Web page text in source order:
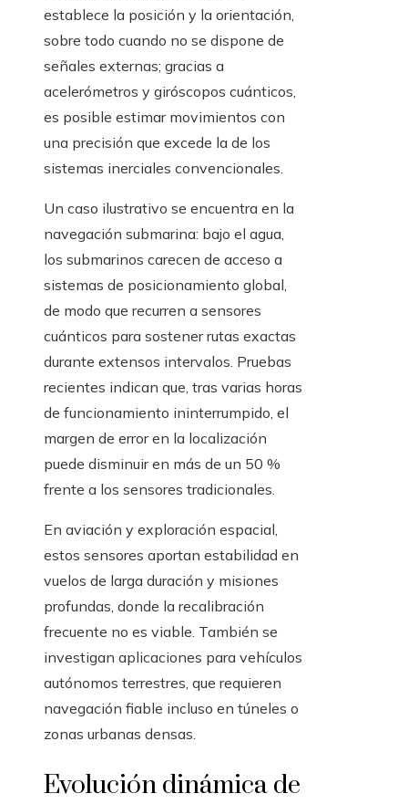
establece la posición y la orientación,
sobre todo cuando no se dispone de
señales externas; gracias a
acelerómetros y giróscopos cuánticos,
es posible estimar movimientos con
una precisión que excede la de los
sistemas inerciales convencionales.
Un caso ilustrativo se encuentra en la
navegación submarina: bajo el agua,
los submarinos carecen de acceso a
sistemas de posicionamiento global,
de modo que recurren a sensores
cuánticos para sostener rutas exactas
durante extensos intervalos. Pruebas
recientes indican que, tras varias horas
de funcionamiento ininterrumpido, el
margen de error en la localización
puede disminuir en más de un 50 %
frente a los sensores tradicionales.
En aviación y exploración espacial,
estos sensores aportan estabilidad en
vuelos de larga duración y misiones
profundas, donde la recalibración
frecuente no es viable. También se
investigan aplicaciones para vehículos
autónomos terrestres, que requieren
navegación fiable incluso en túneles o
zonas urbanas densas.
Evolución dinámica de